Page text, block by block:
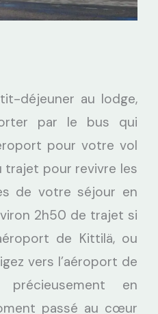
déjeuner au lodge,
par le bus qui
pour votre vol
trajet pour revivre les
de votre séjour en
2h50 de trajet si
de Kittilä, ou
vers l’aéroport de
précieusement en
passé au cœur